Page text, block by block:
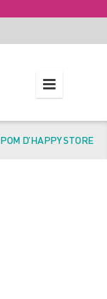
POM D’HAPPY STORE